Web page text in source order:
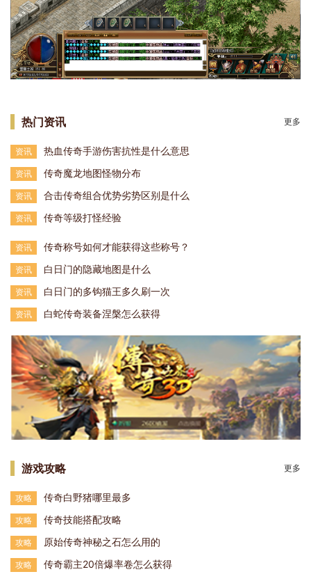
热门资讯 更多
资讯 热血传奇手游伤害抗性是什么意思
资讯 传奇魔龙地图怪物分布
资讯 合击传奇组合优势劣势区别是什么
资讯 传奇等级打怪经验
资讯 传奇称号如何才能获得这些称号？
资讯 白日门的隐藏地图是什么
资讯 白日门的多钩猫王多久刷一次
资讯 白蛇传奇装备涅槃怎么获得
游戏攻略 更多
攻略 传奇白野猪哪里最多
攻略 传奇技能搭配攻略
攻略 原始传奇神秘之石怎么用的
攻略 传奇霸主20倍爆率卷怎么获得